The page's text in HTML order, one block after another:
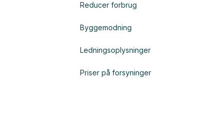
Reducer forbrug
Byggemodning
Ledningsoplysninger
Priser på forsyninger